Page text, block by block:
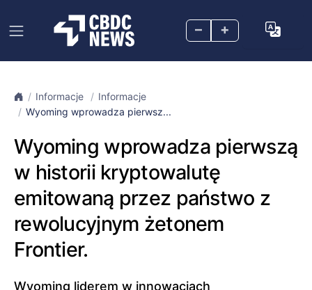
– +
Informacje
Informacje
Wyoming wprowadza pierwsz...
Wyoming wprowadza pierwszą
w historii kryptowalutę
emitowaną przez państwo z
rewolucyjnym żetonem
Frontier.
Wyoming liderem w innowacjach